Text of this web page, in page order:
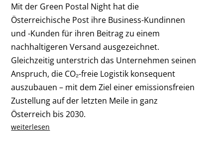
Mit der Green Postal Night hat die
Österreichische Post ihre Business-Kundinnen
und -Kunden für ihren Beitrag zu einem
nachhaltigeren Versand ausgezeichnet.
Gleichzeitig unterstrich das Unternehmen seinen
Anspruch, die CO₂-freie Logistik konsequent
auszubauen – mit dem Ziel einer emissionsfreien
Zustellung auf der letzten Meile in ganz
Österreich bis 2030.
weiterlesen